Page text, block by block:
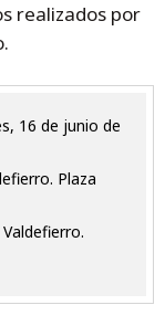
realizados por
Plaza